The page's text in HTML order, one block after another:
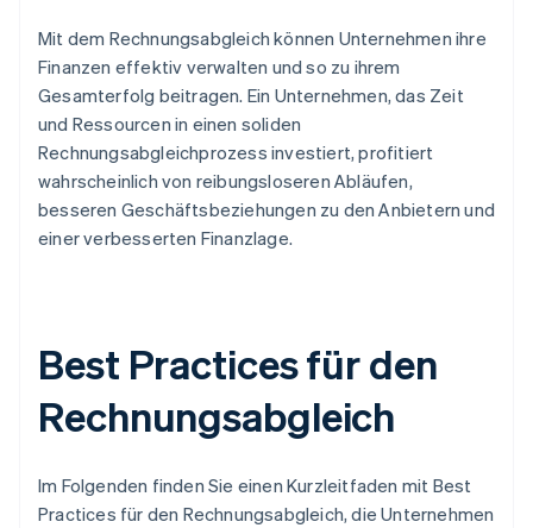
Mit dem Rechnungsabgleich können Unternehmen ihre
Finanzen effektiv verwalten und so zu ihrem
Gesamterfolg beitragen. Ein Unternehmen, das Zeit
und Ressourcen in einen soliden
Rechnungsabgleichprozess investiert, profitiert
wahrscheinlich von reibungsloseren Abläufen,
besseren Geschäftsbeziehungen zu den Anbietern und
einer verbesserten Finanzlage.
Best Practices für den
Rechnungsabgleich
Im Folgenden finden Sie einen Kurzleitfaden mit Best
Practices für den Rechnungsabgleich, die Unternehmen